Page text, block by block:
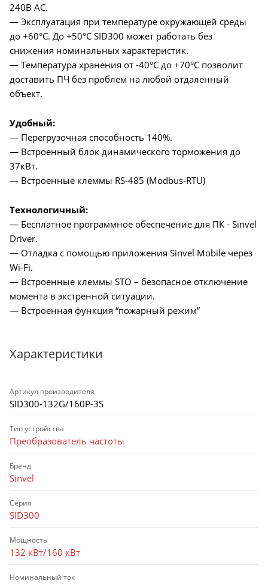
240В AC.
— Эксплуатация при температуре окружающей среды
до +60°C. До +50°C SID300 может работать без
снижения номинальных характеристик.
— Температура хранения от -40°C до +70°C позволит
доставить ПЧ без проблем на любой отдаленный
объект.
Удобный:
— Перегрузочная способность 140%.
— Встроенный блок динамического торможения до
37кВт.
— Встроенные клеммы RS-485 (Modbus-RTU)
Технологичный:
— Бесплатное программное обеспечение для ПК - Sinvel
Driver.
— Отладка с помощью приложения Sinvel Mobile через
Wi-Fi.
— Встроенные клеммы STO – безопасное отключение
момента в экстренной ситуации.
— Встроенная функция “пожарный режим”
Характеристики
Артикул производителя
SID300-132G/160P-3S
Тип устройства
Преобразователь частоты
Бренд
Sinvel
Серия
SID300
Мощность
132 кВт/160 кВт
Номинальный ток